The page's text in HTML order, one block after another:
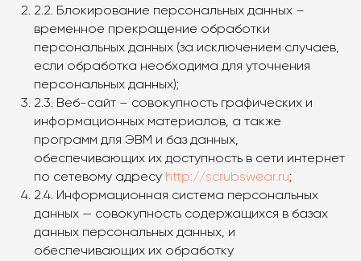
2.2. Блокирование персональных данных –
временное прекращение обработки
персональных данных (за исключением случаев,
если обработка необходима для уточнения
персональных данных);
2.3. Веб-сайт – совокупность графических и
информационных материалов, а также
программ для ЭВМ и баз данных,
обеспечивающих их доступность в сети интернет
по сетевому адресу http://scrubswear.ru;
2.4. Информационная система персональных
данных — совокупность содержащихся в базах
данных персональных данных, и
обеспечивающих их обработку